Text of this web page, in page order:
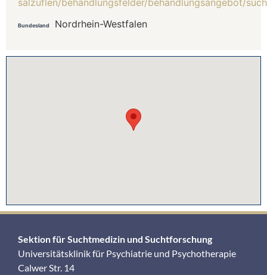
Bundesland Nordrhein-Westfalen
Sektion für Suchtmedizin und Suchtforschung
Universitätsklinik für Psychiatrie und Psychotherapie
Calwer Str. 14